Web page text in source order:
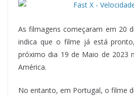
As filmagens começaram em 20
indica que o filme já está
próximo dia 19 de Maio de 2023
América.
No entanto, em Portugal, o filme